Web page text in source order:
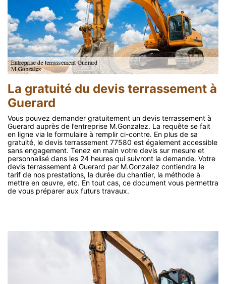
La gratuité du devis terrassement à
Guerard
Vous pouvez demander gratuitement un devis terrassement à
Guerard auprès de l’entreprise M.Gonzalez. La requête se fait
en ligne via le formulaire à remplir ci-contre. En plus de sa
gratuité, le devis terrassement 77580 est également accessible
sans engagement. Tenez en main votre devis sur mesure et
personnalisé dans les 24 heures qui suivront la demande. Votre
devis terrassement à Guerard par M.Gonzalez contiendra le
tarif de nos prestations, la durée du chantier, la méthode à
mettre en œuvre, etc. En tout cas, ce document vous permettra
de vous préparer aux futurs travaux.